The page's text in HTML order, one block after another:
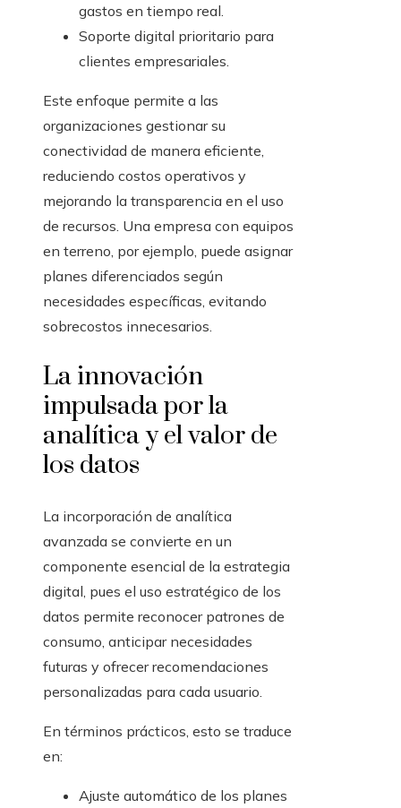
gastos en tiempo real.
Soporte digital prioritario para
clientes empresariales.
Este enfoque permite a las
organizaciones gestionar su
conectividad de manera eficiente,
reduciendo costos operativos y
mejorando la transparencia en el uso
de recursos. Una empresa con equipos
en terreno, por ejemplo, puede asignar
planes diferenciados según
necesidades específicas, evitando
sobrecostos innecesarios.
La innovación
impulsada por la
analítica y el valor de
los datos
La incorporación de analítica
avanzada se convierte en un
componente esencial de la estrategia
digital, pues el uso estratégico de los
datos permite reconocer patrones de
consumo, anticipar necesidades
futuras y ofrecer recomendaciones
personalizadas para cada usuario.
En términos prácticos, esto se traduce
en:
Ajuste automático de los planes